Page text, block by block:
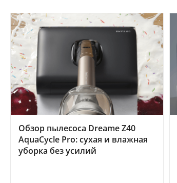
Обзор пылесоса Dreame Z40
AquaCycle Pro: сухая и влажная
уборка без усилий